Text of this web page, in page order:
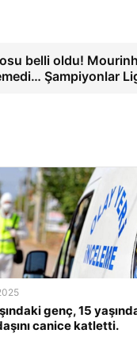
belli oldu!
Şampiyonlar
genç, 15
canice katletti.